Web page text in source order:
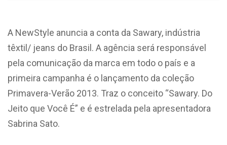
A NewStyle anuncia a conta da Sawary, indústria
têxtil/ jeans do Brasil. A agência será responsável
pela comunicação da marca em todo o país e a
primeira campanha é o lançamento da coleção
Primavera-Verão 2013. Traz o conceito “Sawary. Do
Jeito que Você É” e é estrelada pela apresentadora
Sabrina Sato.